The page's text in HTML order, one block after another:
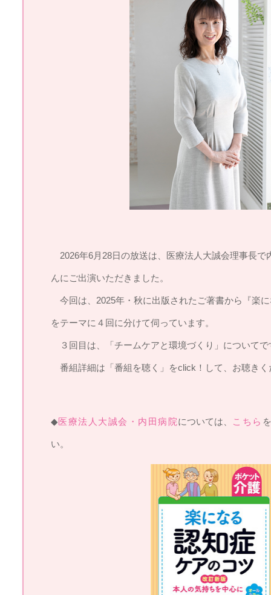
2026年6月28日の放送は、医療法人大誠会理事長で
んにご出演いただきました。
今回は、2025年・秋に出版されたご著書から『楽
をテーマに４回に分けて伺っています。
３回目は、「チームケアと環境づくり」についてで
番組詳細は「番組を聴く」をclick！して、お聴きく
◆医療法人大誠会・内田病院については、 こちら
い。